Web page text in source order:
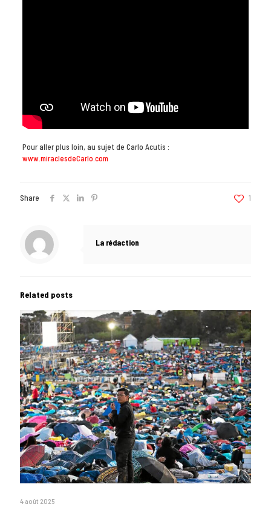
Pour aller plus loin, au sujet de Carlo Acutis :
www.miraclesdeCarlo.com
Share 1
La rédaction
Related posts
4 août 2025